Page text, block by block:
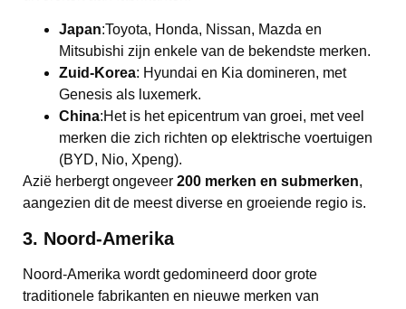
Japan:Toyota, Honda, Nissan, Mazda en
Mitsubishi zijn enkele van de bekendste merken.
Zuid-Korea: Hyundai en Kia domineren, met
Genesis als luxemerk.
China:Het is het epicentrum van groei, met veel
merken die zich richten op elektrische voertuigen
(BYD, Nio, Xpeng).
Azië herbergt ongeveer 200 merken en submerken,
aangezien dit de meest diverse en groeiende regio is.
3. Noord-Amerika
Noord-Amerika wordt gedomineerd door grote
traditionele fabrikanten en nieuwe merken van